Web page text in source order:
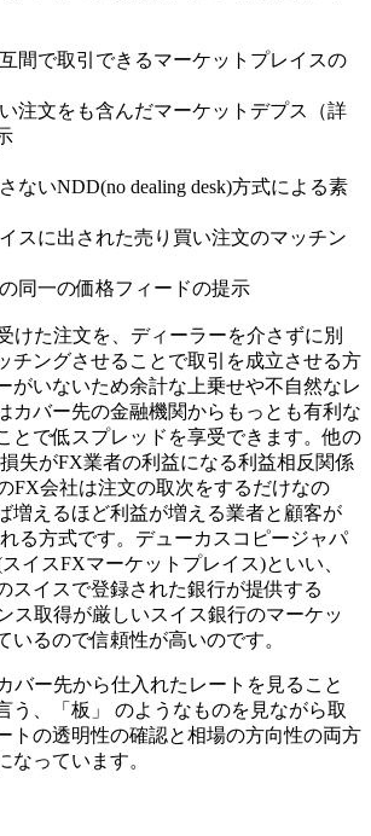
間で取引できるマーケットプレイスの
注文をも含んだマーケットデプス（詳
ないNDD(no dealing desk)方式による素
スに出された売り買い注文のマッチン
同一の価格フィードの提示
けた注文を、ディーラーを介さずに別
チングさせることで取引を成立させる方
がいないため余計な上乗せや不自然なレ
カバー先の金融機関からもっとも有利な
とで低スプレッドを享受できます。他の
失がFX業者の利益になる利益相反関係
FX会社は注文の取次をするだけなの
増えるほど利益が増える業者と顧客が
る方式です。デューカスコピージャパ
イスFXマーケットプレイス)といい、
スイスで登録された銀行が提供する
ス取得が厳しいスイス銀行のマーケッ
いるので信頼性が高いのです。
バー先から仕入れたレートを見ること
う、「板」 のようなものを見ながら取
トの透明性の確認と相場の方向性の両方
なっています。